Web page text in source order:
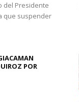
del Presidente
que suspender
POR